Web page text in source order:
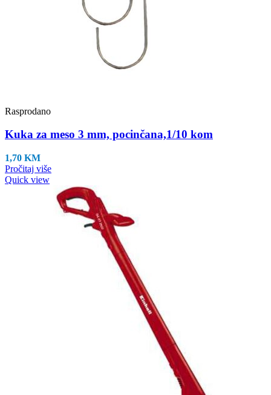
Rasprodano
Kuka za meso 3 mm, pocinčana,1/10 kom
1,70 KM
Pročitaj više
Quick view